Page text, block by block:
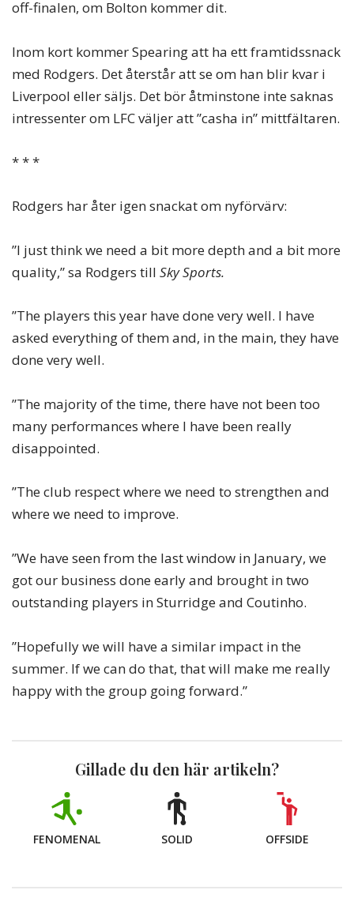
off-finalen, om Bolton kommer dit.
Inom kort kommer Spearing att ha ett framtidssnack
med Rodgers. Det återstår att se om han blir kvar i
Liverpool eller säljs. Det bör åtminstone inte saknas
intressenter om LFC väljer att ”casha in” mittfältaren.
* * *
Rodgers har åter igen snackat om nyförvärv:
”I just think we need a bit more depth and a bit more
quality,” sa Rodgers till Sky Sports.
”The players this year have done very well. I have
asked everything of them and, in the main, they have
done very well.
”The majority of the time, there have not been too
many performances where I have been really
disappointed.
”The club respect where we need to strengthen and
where we need to improve.
”We have seen from the last window in January, we
got our business done early and brought in two
outstanding players in Sturridge and Coutinho.
”Hopefully we will have a similar impact in the
summer. If we can do that, that will make me really
happy with the group going forward.”
Gillade du den här artikeln?
FENOMENAL SOLID OFFSIDE